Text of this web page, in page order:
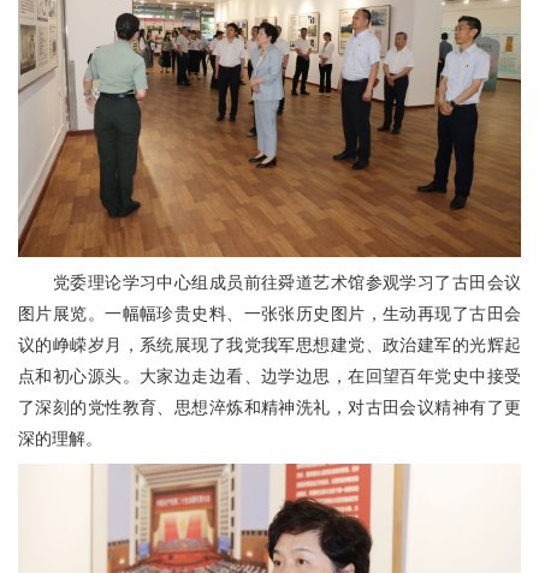
党委理论学习中心组成员前往舜道艺术馆参观学习了古田会议
图片展览。一幅幅珍贵史料、一张张历史图片，生动再现了古田会
议的峥嵘岁月，系统展现了我党我军思想建党、政治建军的光辉起
点和初心源头。大家边走边看、边学边思，在回望百年党史中接受
了深刻的党性教育、思想淬炼和精神洗礼，对古田会议精神有了更
深的理解。